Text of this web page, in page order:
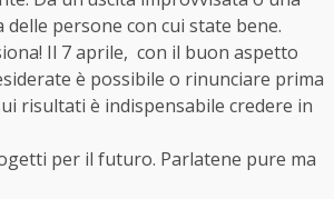
persone con cui state bene.
Il 7 aprile, con il buon aspetto
è possibile o rinunciare prima
risultati è indispensabile credere in
per il futuro. Parlatene pure ma